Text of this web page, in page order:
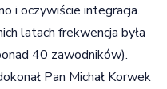
i oczywiście integracja.
latach frekwencja była
40 zawodników).
Pan Michał Korwek